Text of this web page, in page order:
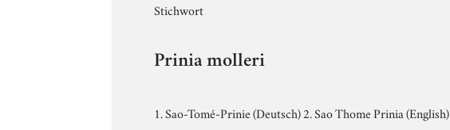
Stichwort
Prinia molleri
1. Sao-Tomé-Prinie (Deutsch) 2. Sao Thome Prinia (English)